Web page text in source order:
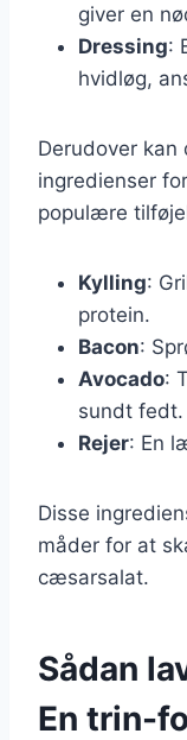
giver en
Dressing:
hvidløg,
Derudover kan
ingredienser
populære
Kylling:
protein.
Bacon:
Avocado:
sundt fedt.
Rejer: En
Disse
måder for at
cæsarsalat.
Sådan
En trin-